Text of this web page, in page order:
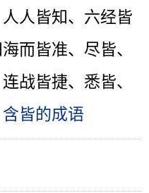
人皆知、六经皆
而皆准、尽皆、
战皆捷、悉皆、
含皆的成语